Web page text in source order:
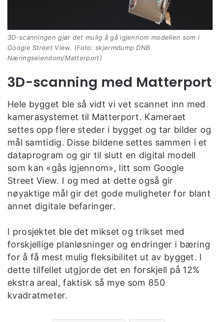
3D-scanningen gjør det mulig å gå igjennom modellen som i
Google Street View. (Foto: skjermdump DNB
Næringseiendom/Matterport)
3D-scanning med Matterport
Hele bygget ble så vidt vi vet scannet inn med
kamerasystemet til Matterport. Kameraet
settes opp flere steder i bygget og tar bilder og
mål samtidig. Disse bildene settes sammen i et
dataprogram og gir til slutt en digital modell
som kan «gås igjennom», litt som Google
Street View. I og med at dette også gir
nøyaktige mål gir det gode muligheter for blant
annet digitale befaringer.
I prosjektet ble det mikset og trikset med
forskjellige planløsninger og endringer i bæring
for å få mest mulig fleksibilitet ut av bygget. I
dette tilfellet utgjorde det en forskjell på 12%
ekstra areal, faktisk så mye som 850
kvadratmeter.